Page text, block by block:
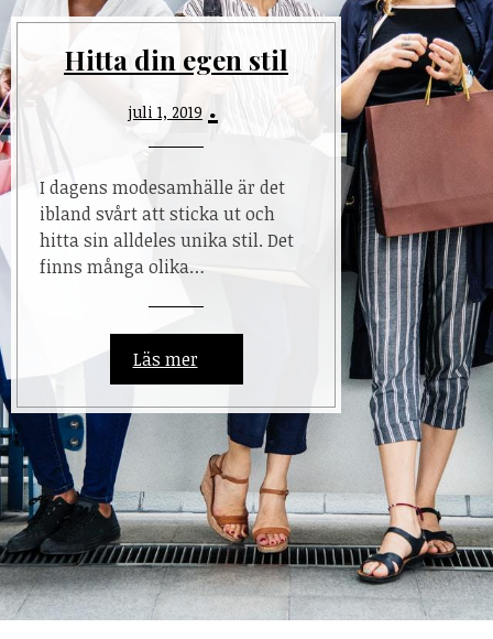
Hitta din egen stil
juli 1, 2019
I dagens modesamhälle är det
ibland svårt att sticka ut och
hitta sin alldeles unika stil. Det
finns många olika…
Läs mer